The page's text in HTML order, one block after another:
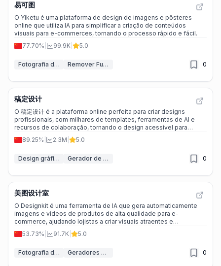
易可图
O Yiketu é uma plataforma de design de imagens e pôsteres
online que utiliza IA para simplificar a criação de conteúdos
visuais para e-commerces, tornando o processo rápido e fácil.
77.70%
99.9K 5.0
Fotografia de Produto IA Remover Fundo IA 0
稿定设计
O 稿定设计 é a plataforma online perfeita para criar designs
profissionais, com milhares de templates, ferramentas de AI e
recursos de colaboração, tornando o design acessível para
todos.
89.25% 2.3M 5.0
Design gráfico IA Gerador de pôsteres IA 0
美图设计室
O Designkit é uma ferramenta de IA que gera automaticamente
imagens e vídeos de produtos de alta qualidade para e-
commerce, ajudando lojistas a criar visuais atraentes e
profissionais em minutos.
53.73% 91.7K 5.0
Fotografia de Produto IA Geradores de Vídeo IA 0